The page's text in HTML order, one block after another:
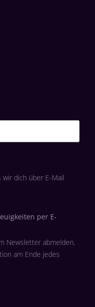
dich über E-Mail
per E-
Newsletter abmelden,
am Ende jedes